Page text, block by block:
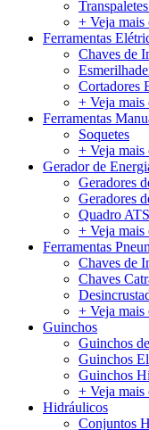
+ Veja mais
Ferramentas
Chaves de
Cortadores
+ Veja mais
Ferramentas
Soquetes
+ Veja mais
Gerador de
Geradores
Geradores
Quadro ATS
+ Veja mais
Ferramentas
Chaves de
Chaves
+ Veja mais
Guinchos
Guinchos
Guinchos
Guinchos
+ Veja mais
Hidráulicos
Conjuntos